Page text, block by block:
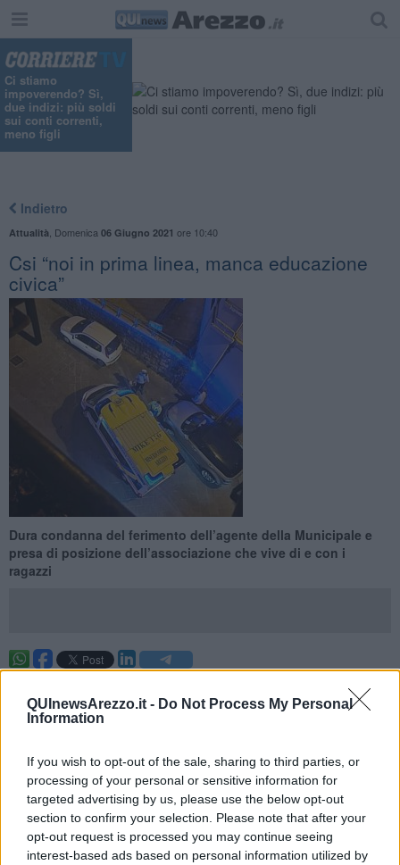
QUInewsArezzo.it - Do Not Process My Personal
Information
If you wish to opt-out of the sale, sharing to third parties, or
processing of your personal or sensitive information for
targeted advertising by us, please use the below opt-out
section to confirm your selection. Please note that after your
opt-out request is processed you may continue seeing
interest-based ads based on personal information utilized by
Ci stiamo
impoverendo? Sì,
due indizi: più soldi
sui conti correnti,
meno figli
Indietro
Attualità Domenica 06 Giugno 2021 ore 10:40
Csi “noi in prima linea, manca educazione
civica”
Dura condanna del ferimento dell’agente della Municipale e
presa di posizione dell’associazione che vive di e con i
ragazzi
Piazza della Badia, netta condanna delCSI Arezzo.
In attesa di conoscere la dinamica che ha determinato un fatto così
guarigione all’agente che ha subito l’aggressione e la sua vicinanza
all’intero corpo della Polizia Municipale.
“Ma i commenti nei social vanno dai più vari e coloriti, molti
riguardano il ruolo delle varie associazioni.- interviene il
presidente Lorenzo Bernardini.